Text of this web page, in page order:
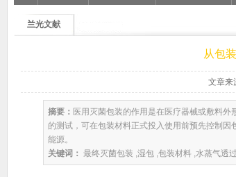
兰光文献
从包
文章
摘要： 医用灭菌包装的作用是在医疗器械或敷料
的测试，可在包装材料正式投入使用前预先控制因
能源。
关键词： 最终灭菌包装 ,湿包 ,包装材料 ,水蒸气透